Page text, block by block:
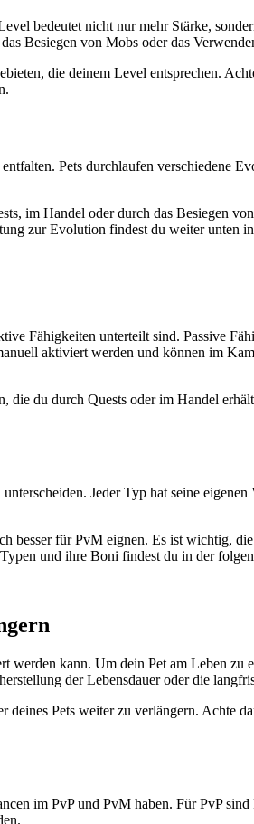
bedeutet nicht nur mehr Stärke,
Besiegen von Mobs oder das
die deinem Level entsprechen.
Pets durchlaufen verschiedene
im Handel oder durch das Besiegen
zur Evolution findest du weiter unten
Fähigkeiten unterteilt sind. Passive
aktiviert werden und können im
du durch Quests oder im Handel
Jeder Typ hat seine
besser für PvM eignen. Es ist wichtig,
und ihre Boni findest du in der
werden kann. Um dein Pet am Leben
der Lebensdauer oder die
Pets weiter zu verlängern. Achte
im PvP und PvM haben. Für PvP